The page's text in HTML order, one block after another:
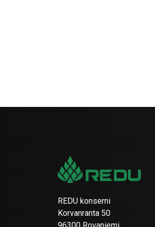
REDU konserni
Korvanranta 50